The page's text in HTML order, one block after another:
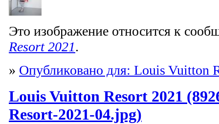
Это изображение относится к
Resort 2021.
» Опубликовано для: Louis Vuitton
Louis Vuitton Resort 2021
Resort-2021-04.jpg)